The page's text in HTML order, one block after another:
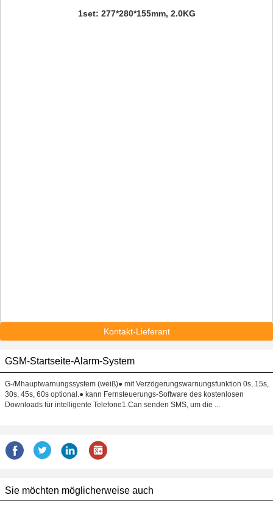
1set: 277*280*155mm, 2.0KG
Kontakt-Lieferant
GSM-Startseite-Alarm-System
G-/Mhauptwarnungssystem (weiß)● mit Verzögerungswarnungsfunktion 0s, 15s,
30s, 45s, 60s optional.● kann Fernsteuerungs-Software des kostenlosen
Downloads für intelligente Telefone1.Can senden SMS, um die ...
Sie möchten möglicherweise auch